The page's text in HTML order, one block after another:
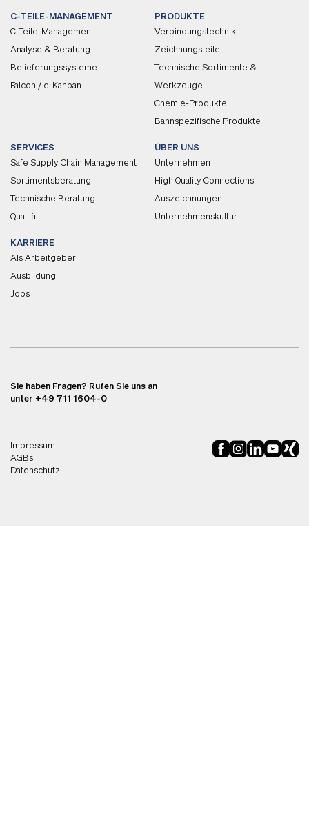
C-TEILE-MANAGEMENT
C-Teile-Management
Analyse & Beratung
Belieferungssysteme
Falcon / e-Kanban
PRODUKTE
Verbindungstechnik
Zeichnungsteile
Technische Sortimente &
Werkzeuge
Chemie-Produkte
Bahnspezifische Produkte
SERVICES
Safe Supply Chain Management
Sortimentsberatung
Technische Beratung
Qualität
ÜBER UNS
Unternehmen
High Quality Connections
Auszeichnungen
Unternehmenskultur
KARRIERE
Als Arbeitgeber
Ausbildung
Jobs
Sie haben Fragen? Rufen Sie uns an
unter +49 711 1604-0
Impressum
AGBs
Datenschutz